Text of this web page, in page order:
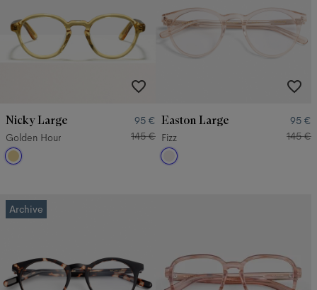
Nicky Large
95 €
Golden Hour
145 €
Easton Large
95 €
Fizz
145 €
Archive